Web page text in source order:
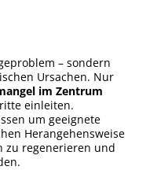
– sondern
Ursachen. Nur
im Zentrum
einleiten.
um geeignete
Herangehensweise
zu regenerieren und